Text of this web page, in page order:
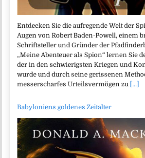
Entdecken Sie die aufregende Welt der
Augen von Robert Baden-Powell, einem
Schriftsteller und Gründer der
„Meine Abenteuer als Spion“ lernen Sie
der in den schwierigsten Kriegen und
wurde und durch seine gerissenen
messerscharfes Urteilsvermögen zu [...]
Babyloniens goldenes Zeitalter